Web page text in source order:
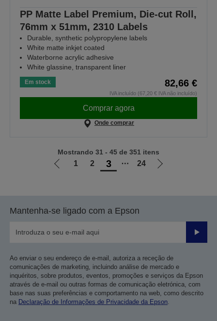
PP Matte Label Premium, Die-cut Roll,
76mm x 51mm, 2310 Labels
Durable, synthetic polypropylene labels
White matte inkjet coated
Waterborne acrylic adhesive
White glassine, transparent liner
Em stock 82,66 €
IVA incluído (67,20 € IVA não incluído)
Comprar agora
Onde comprar
Ir
anterior
1 2 3 ⋯ 24
Ir
Mostrando 31 - 45 de 351 itens
Mantenha-se ligado com a Epson
Enviar
Ao enviar o seu endereço de e-mail, autoriza a receção de
comunicações de marketing, incluindo análise de mercado e
inquéritos, sobre produtos, eventos, promoções e serviços da Epson
através de e-mail ou outras formas de comunicação eletrónica, com
base nas suas preferências e comportamento na web, como descrito
na Declaração de Informações de Privacidade da Epson.